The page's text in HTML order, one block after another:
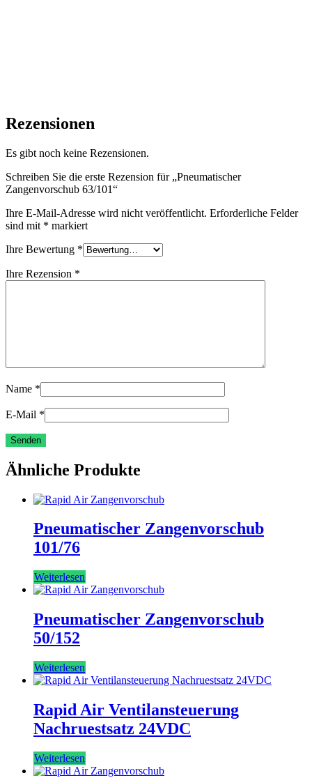
Rezensionen
Es gibt noch keine Rezensionen.
Schreiben Sie die erste Rezension für „Pneumatischer
Zangenvorschub 63/101“
Ihre E-Mail-Adresse wird nicht veröffentlicht. Erforderliche Felder
sind mit * markiert
Ihre Bewertung *
Ihre Rezension *
Name *
E-Mail *
Ähnliche Produkte
Pneumatischer Zangenvorschub
101/76
Weiterlesen
Pneumatischer Zangenvorschub
50/152
Weiterlesen
Rapid Air Ventilansteuerung
Nachruestsatz 24VDC
Weiterlesen